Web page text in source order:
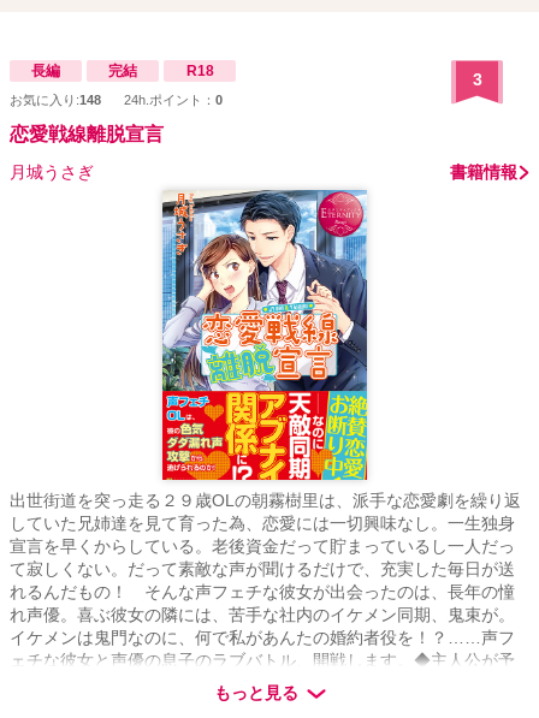
長編 完結 R18
お気に入り:148 24h.ポイント： 0
3
恋愛戦線離脱宣言
月城うさぎ 書籍情報
出世街道を突っ走る２９歳OLの朝霧樹里は、派手な恋愛劇を繰り返
していた兄姉達を見て育った為、恋愛には一切興味なし。一生独身
宣言を早くからしている。老後資金だって貯まっているし一人だっ
て寂しくない。だって素敵な声が聞けるだけで、充実した毎日が送
れるんだもの！ そんな声フェチな彼女が出会ったのは、長年の憧
れ声優。喜ぶ彼女の隣には、苦手な社内のイケメン同期、鬼束が。
イケメンは鬼門なのに、何で私があんたの婚約者役を！？……声フ
ェチな彼女と声優の息子のラブバトル、開戦します。◆主人公が予
告なしに暴走します。ご注意ください。◆宣戦布告編、恋愛戦線
編、離脱宣言編が完結しました。不定期で番外編を更新予定です。
もっと見る